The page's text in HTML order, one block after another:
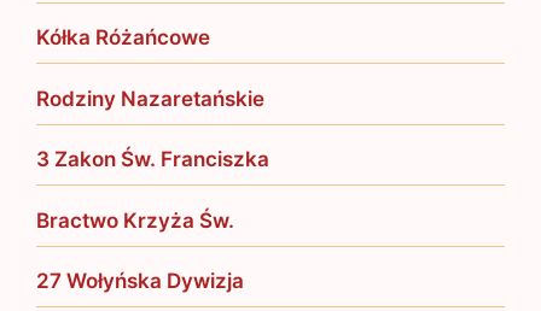
Kółka Różańcowe
Rodziny Nazaretańskie
3 Zakon Św. Franciszka
Bractwo Krzyża Św.
27 Wołyńska Dywizja